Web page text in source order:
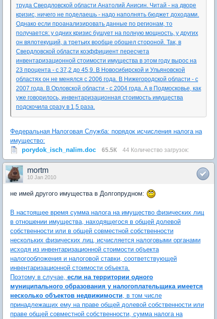
труда Свердловской области Анатолий Анисин. Читай - на дворе
кризис, ничего не поделаешь - надо наполнять бюджет доходами.
Однако если проанализировать данные по регионам, то
получается: у одних кризис бушует на полную мощность, у других
он вялотекущий, а третьих вообще обошел стороной. Так, в
Свердловской области коэффициент пересчета
инвентаризационной стоимости имущества в этом году вырос на
23 процента - с 37,2 до 45,9. В Новосибирской и Ульяновской
областях он не менялся с 2006 года. В Нижегородской области - с
2007 года. В Орловской области - с 2004 года. А в Подмосковье, как
уже говорилось, инвентаризационная стоимость имущества
подскочила сразу в 1,5 раза.
Федеральная Налоговая Служба: порядок исчисления налога на
имущество:
porydok_isch_nalim.doc
65.5К 44 Количество загрузок:
mortm
10 Jan 2010
не имей другого имущества в Долгопрудном:
В настоящее время сумма налога на имущество физических лиц
в отношении имущества, находящегося в общей долевой
собственности или в общей совместной собственности
нескольких физических лиц, исчисляется налоговыми органами
исходя из инвентаризационной стоимости объекта
налогообложения и налоговой ставки, соответствующей
инвентаризационной стоимости объекта.
Поэтому в случае, если на территории одного
муниципального образования у налогоплательщика имеется
несколько объектов недвижимости, в том числе
принадлежащих ему на праве общей долевой собственности или
праве общей совместной собственности, сумма налога на